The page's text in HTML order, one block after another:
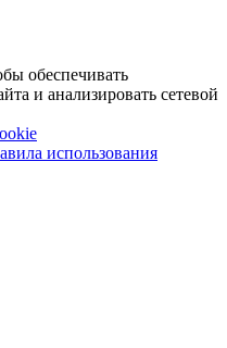
обеспечивать
и анализировать сетевой
использования